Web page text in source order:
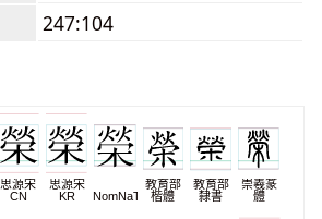
247:104
思源宋
CN
思源宋
KR
NomNaTong
教育部
楷體
教育部
隸書
崇羲篆
體